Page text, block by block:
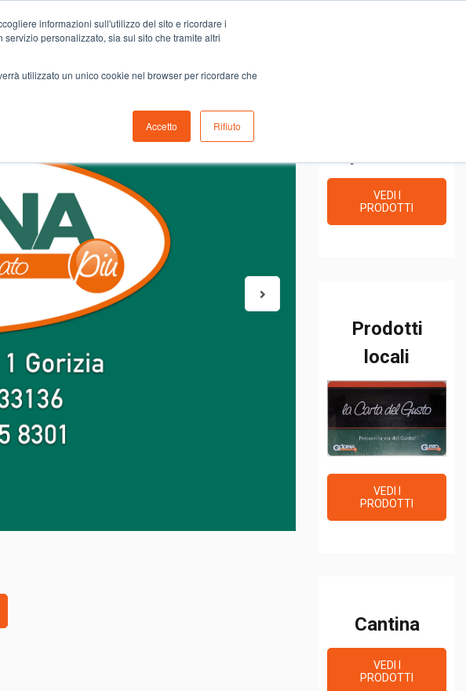
informazioni sull'utilizzo del sito e ricordare i
personalizzato, sia sul sito che tramite altri
utilizzato un unico cookie nel browser per ricordare che
Accetto Rifiuto
Club A&O Volantino Serve aiuto?
VEDI I
PRODOTTI
Prodotti
locali
VEDI I
PRODOTTI
Cantina
VEDI I
PRODOTTI